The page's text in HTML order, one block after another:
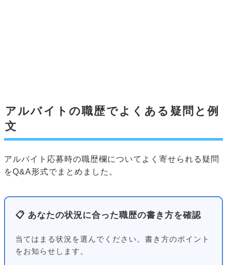
アルバイトの職歴でよくある疑問と例
文
アルバイト応募時の職歴欄についてよく寄せられる疑問
をQ&A形式でまとめました。
📋 あなたの状況に合った職歴の書き方を確認
当てはまる状況を選んでください。書き方のポイント
をお知らせします。